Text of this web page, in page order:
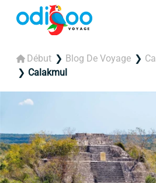
Début Blog De Voyage
Calakmul